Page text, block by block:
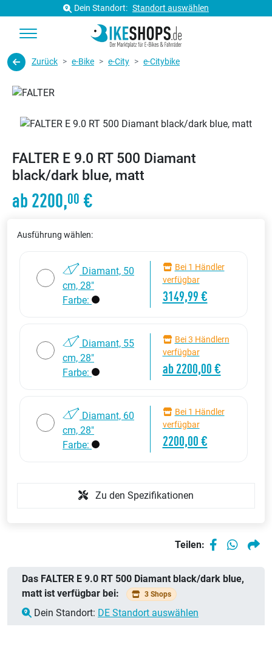
Dein Standort: Standort auswählen
Zurück e-Bike e-City e-Citybike
FALTER E 9.0 RT 500 Diamant
black/dark blue, matt
ab 2200,00 €
Ausführung wählen:
Diamant, 50
cm, 28"
Farbe:
Bei 1 Händler
verfügbar
3149,99 €
Diamant, 55
cm, 28"
Farbe:
Bei 3 Händlern
verfügbar
ab 2200,00 €
Diamant, 60
cm, 28"
Farbe:
Bei 1 Händler
verfügbar
2200,00 €
Zu den Spezifikationen
Teilen:
Das FALTER E 9.0 RT 500 Diamant black/dark blue,
matt ist verfügbar bei:
3 Shops
Dein Standort: DE Standort auswählen